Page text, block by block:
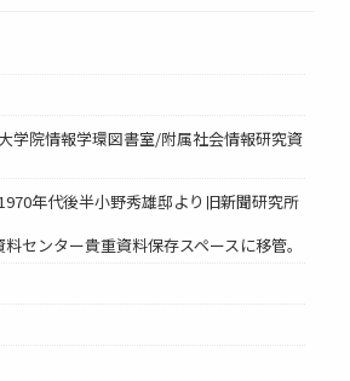
学院情報学環図書室/附属社会情報研究資
年代後半小野秀雄邸より旧新聞研究所
センター貴重資料保存スペースに移管。